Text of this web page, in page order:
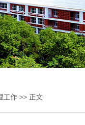
工作 >> 正文